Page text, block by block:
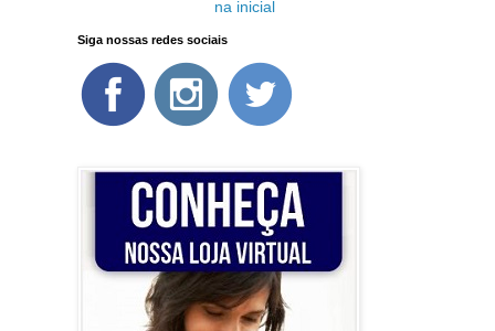
na inicial
Siga nossas redes sociais